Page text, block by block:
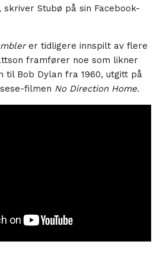
Stubø på sin Facebook-
er tidligere innspilt av flere
framfører noe som likner
til Bob Dylan fra 1960, utgitt på
filmen No Direction Home.